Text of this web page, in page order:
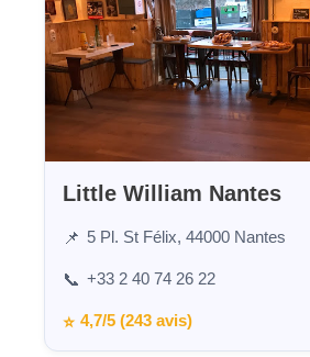
Little William Nantes
📌 5 Pl. St Félix, 44000 Nantes
📞 +33 2 40 74 26 22
⭐ 4,7/5 (243 avis)